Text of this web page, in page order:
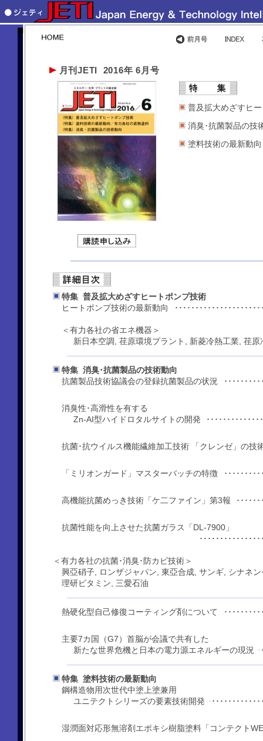
月刊JETI 2016年 6月号
普及拡大めざすヒ
消臭･抗菌製品の技
塗料技術の最新動向
特集 普及拡大めざすヒートポンプ技術
ヒートポンプ技術の最新動向････････････････････････････
＜有力各社の省エネ機器＞
新日本空調, 荏原環境プラント, 新菱冷熱工業, 荏
特集 消臭･抗菌製品の技術動向
抗菌製品技術協議会の登録抗菌製品の状況
･･･････････････････････
消臭性･高滑性を有する
Zn-AI型ハイドロタルサイトの開発･････････････････
抗菌･抗ウイルス機能繊維加工技術 「クレンゼ」の
･･･
「ミリオンガード」マスターバッチの特徴
･････････････････････
高機能抗菌めっき技術「ケ二ファイン」第3報
･････････････････････
抗菌性能を向上させた抗菌ガラス「DL-7900」
･････････････
＜有力各社の抗菌･消臭･防カビ技術＞
興亞硝子, ロンザジャパン, 東亞合成, サンギ, シナネ
理研ビタミン, 三愛石油
熱硬化型自己修復コーティング剤について････････････････
主要7カ国（G7）首脳が会議で共有した
新たな世界危機と日本の電力源エネルギーの現況
･････････
特集 塗料技術の最新動向
鋼構造物用次世代中塗上塗兼用
ユニテクトシリーズの要素技術開発･･････････････････
湿潤面対応形無溶剤エポキシ樹脂塗料「コンテクト ･